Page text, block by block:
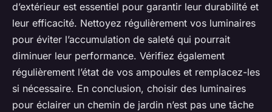
d’extérieur est essentiel pour garantir leur durabilité et
leur efficacité. Nettoyez régulièrement vos luminaires
pour éviter l’accumulation de saleté qui pourrait
diminuer leur performance. Vérifiez également
régulièrement l’état de vos ampoules et remplacez-les
si nécessaire. En conclusion, choisir des luminaires
pour éclairer un chemin de jardin n’est pas une tâche